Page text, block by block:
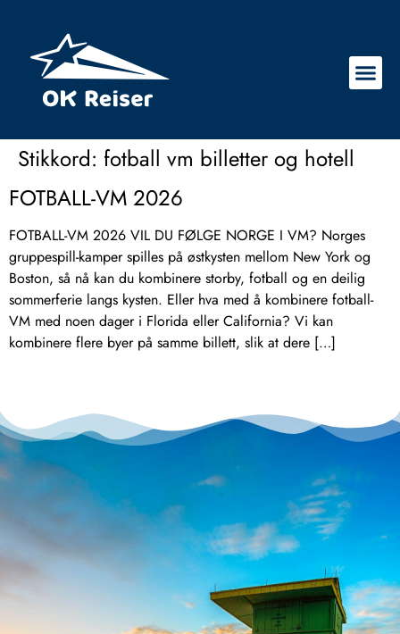
Stikkord: fotball vm billetter og hotell
FOTBALL-VM 2026
FOTBALL-VM 2026 VIL DU FØLGE NORGE I VM? Norges
gruppespill-kamper spilles på østkysten mellom New York og
Boston, så nå kan du kombinere storby, fotball og en deilig
sommerferie langs kysten. Eller hva med å kombinere fotball-
VM med noen dager i Florida eller California? Vi kan
kombinere flere byer på samme billett, slik at dere […]